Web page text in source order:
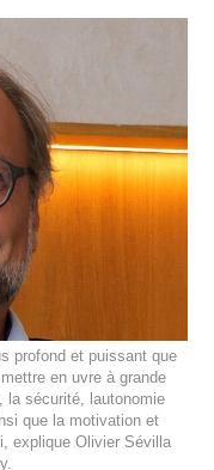
profond et puissant que
en uvre à grande
sécurité, lautonomie
que la motivation et
explique Olivier Sévilla